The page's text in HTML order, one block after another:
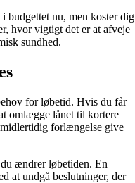
budgettet nu, men koster dig
hvor vigtigt det er at afveje
sundhed.
for løbetid. Hvis du får
omlægge lånet til kortere
forlængelse give
ændrer løbetiden. En
at undgå beslutninger, der